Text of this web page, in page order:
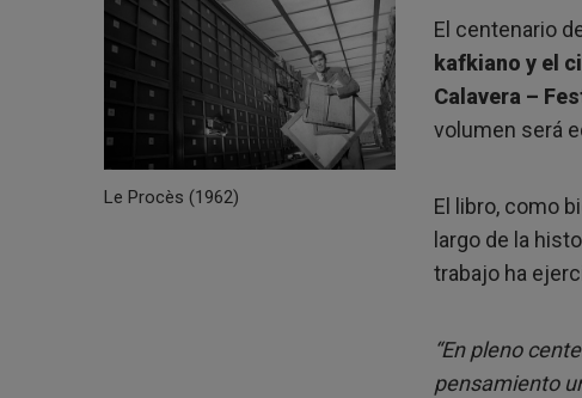
Le Procès (1962)
El centenario
kafkiano y el
Calavera –
volumen será
El libro, como
largo de la
trabajo ha
“En pleno
pensamiento